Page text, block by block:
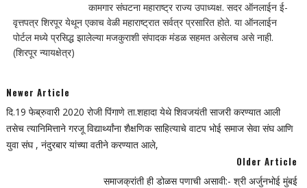
कामगार संघटना महाराष्ट्र राज्य उपाध्यक्ष. सदर ऑनलाईन ई-
वृत्तपत्र शिरपूर येथून एकाच वेळी महाराष्ट्रात सर्वत्र प्रसारित होते. या ऑनलाईन
पोर्टल मध्ये प्रसिद्ध झालेल्या मजकुराशी संपादक मंडळ सहमत असेलच असे नाही.
(शिरपूर न्यायक्षेत्र)
Newer Article
दि.19 फेब्रुवारी 2020 रोजी पिंगाणे ता.शहादा येथे शिवजयंती साजरी करण्यात आली
तसेच त्यानिमित्ताने गरजू विद्यार्थ्यांना शैक्षणिक साहित्याचे वाटप भोई समाज सेवा संघ आणि
युवा संघ , नंदुरबार यांच्या वतीने करण्यात आले,
Older Article
समाजक्रांती ही डोळस पणाची असावी:- श्री अर्जुनभोई मुंबई